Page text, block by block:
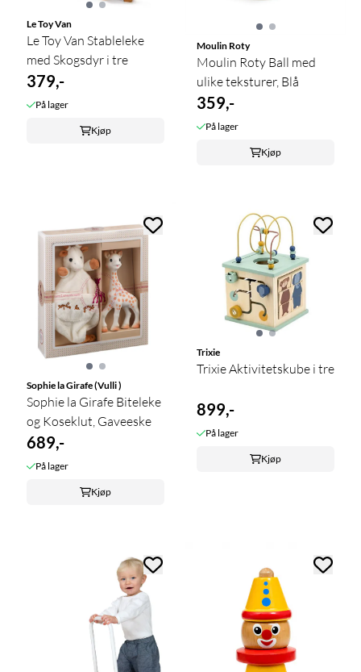
Le Toy Van
Le Toy Van Stableleke
med Skogsdyr i tre
379,-
På lager
Kjøp
Moulin Roty
Moulin Roty Ball med
ulike teksturer, Blå
359,-
På lager
Kjøp
Sophie la Girafe (Vulli )
Sophie la Girafe Biteleke
og Koseklut, Gaveeske
689,-
På lager
Kjøp
Trixie
Trixie Aktivitetskube i tre
899,-
På lager
Kjøp